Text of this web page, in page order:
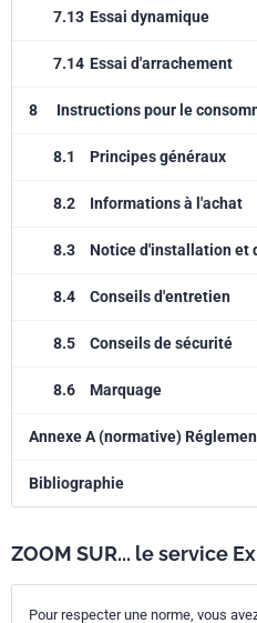
7.13 Essai dynamique
7.14 Essai d'arrachement
8 Instructions pour le
8.1 Principes généraux
8.2 Informations à l'achat
8.3 Notice d'installation et
8.4 Conseils d'entretien
8.5 Conseils de sécurité
8.6 Marquage
Annexe A (normative)
Bibliographie
ZOOM SUR... le service
Pour respecter une norme, vous